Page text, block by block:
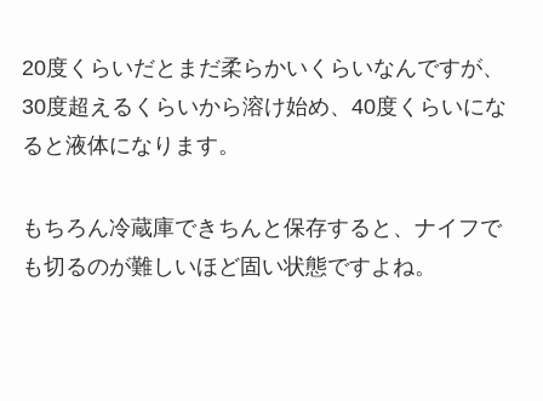
20度くらいだとまだ柔らかいくらいなんですが、
30度超えるくらいから溶け始め、40度くらいにな
ると液体になります。
もちろん冷蔵庫できちんと保存すると、ナイフで
も切るのが難しいほど固い状態ですよね。